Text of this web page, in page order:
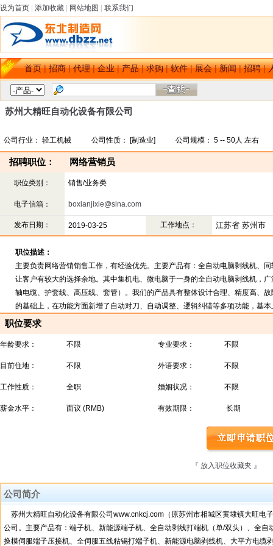
设为首页 添加收藏 网站地图 联系我们
首页|招商|代理|企业|产品|求购|软件|展会|新闻|招聘|
苏州大精旺自动化设备有限公司
公司行业： 轻工机械 公司性质： [制造业] 公司规模： 5 -- 50人 左右
招聘职位： 网络营销员
职位类别： 销售/业务类
电子信箱： boxianjixie@sina.com
发布日期： 2019-03-25 工作地点： 江苏省 苏州市
职位描述：
主要负责网络营销销售工作，有经验优先。主要产品有：全自动电脑剥线机、
让客户有较大的选择余地。其中集机电、微电脑于一身的全自动电脑剥线机，
轴电缆、护套线、高压线、套管）。我们的产品具有整体设计合理、精度高、
的基础上，在功能方面新增了自动对刀、自动调整、逻辑纠错等多项功能，基
职位要求
年龄要求： 不限 专业要求： 不限
目前住地： 不限 外语要求： 不限
工作性质： 全职 婚姻状况： 不限
薪金水平： 面议 (RMB) 有效期限： 长期
『 放入职位收藏夹 』
公司简介
苏州大精旺自动化设备有限公司www.cnkcj.com（原苏州市相城区黄埭镇大旺电
公司。主要产品有：端子机、新能源端子机、全自动剥线打端机（单/双头）、全
换模伺服端子压接机、全伺服五线粘锡打端子机、新能源电脑剥线机、大平方电